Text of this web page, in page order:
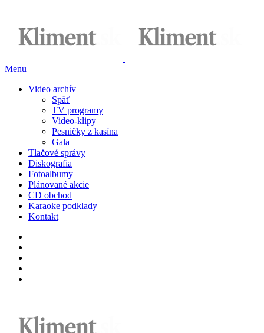
Menu
Video archív
Späť
TV programy
Video-klipy
Pesničky z kasína
Gala
Tlačové správy
Diskografia
Fotoalbumy
Plánované akcie
CD obchod
Karaoke podklady
Kontakt